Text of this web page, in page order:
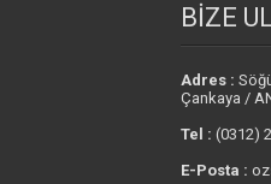
BİZE
Adres :
Çankaya /
Tel : (0312)
E-Posta :